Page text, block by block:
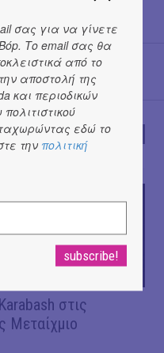
στις
Μεταίχμιο
σας για να γίνετε
Το email σας θα
από το
αποστολή της
και περιοδικών
εδώ το
την πολιτική